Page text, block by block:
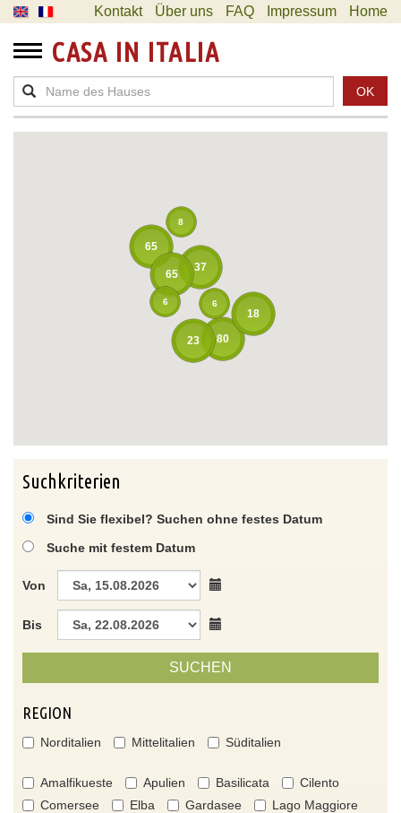
Kontakt Über uns FAQ Impressum Home
CASA IN ITALIA
OK
80
18
65
37
65
23
6
6
8
Suchkriterien
Sind Sie flexibel? Suchen ohne festes Datum
Suche mit festem Datum
Von
Bis
SUCHEN
REGION
Norditalien Mittelitalien Süditalien
Amalfikueste Apulien Basilicata
Cilento
Comersee
Elba Gardasee
Lago Maggiore